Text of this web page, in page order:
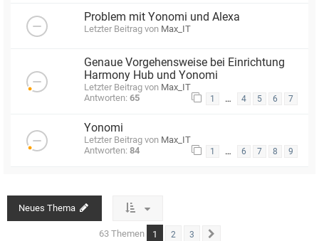
Problem mit Yonomi und Alexa
Letzter Beitrag von Max_IT
Genaue Vorgehensweise bei Einrichtung
Harmony Hub und Yonomi
Letzter Beitrag von Max_IT
Antworten: 65 1 … 4 5 6 7
Yonomi
Letzter Beitrag von Max_IT
Antworten: 84 1 … 6 7 8 9
Neues Thema
63 Themen 1 2 3